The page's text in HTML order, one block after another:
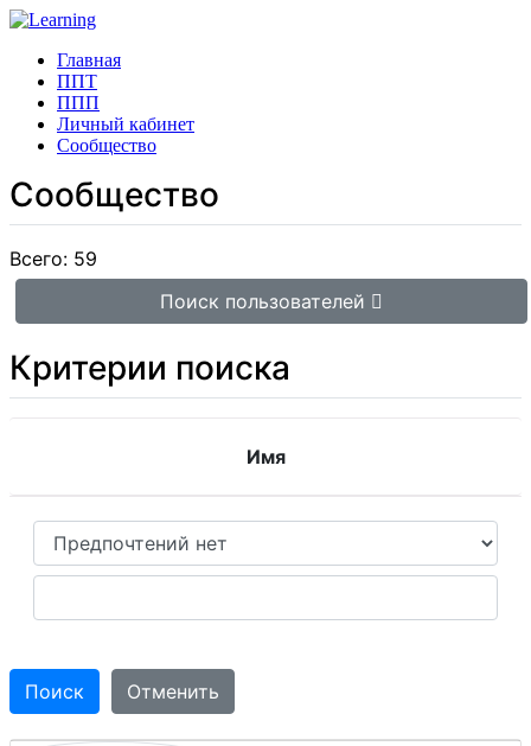
Главная
ППТ
ППП
Личный кабинет
Сообщество
Сообщество
Всего: 59
Поиск пользователей
Критерии поиска
Имя